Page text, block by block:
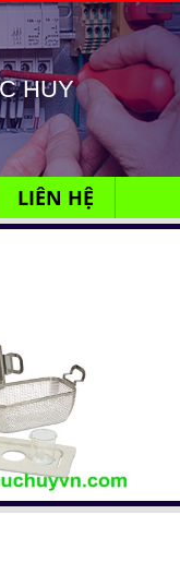
HUY
LIÊN HỆ